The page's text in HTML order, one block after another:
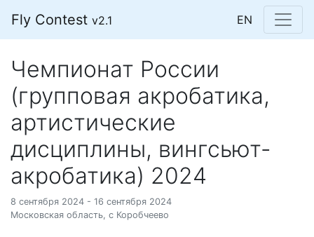
Fly Contest v2.1 EN
Чемпионат России
(групповая акробатика,
артистические
дисциплины, вингсьют-
акробатика) 2024
8 сентября 2024 - 16 сентября 2024
Московская область, с Коробчеево